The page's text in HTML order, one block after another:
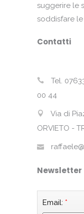
suggerire le
soddisfare
Contatti
Tel.
00 44
Via di
ORVIETO -
Newsletter
Email: *